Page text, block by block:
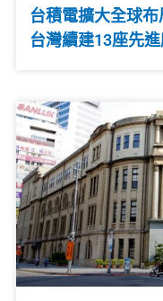
台積電擴大全球
台灣續建13座先